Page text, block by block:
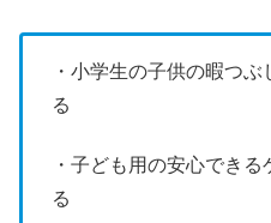
・小学生の子供の暇つ
る
・子ども用の安心でき
る